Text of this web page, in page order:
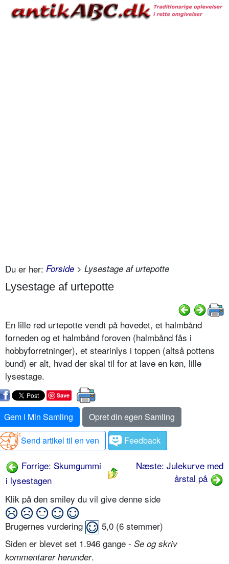
Du er her: Forside > Lysestage af urtepotte
Lysestage af urtepotte
En lille rød urtepotte vendt på hovedet, et halmbånd
forneden og et halmbånd foroven (halmbånd fås i
hobbyforretninger), et stearinlys i toppen (altså pottens
bund) er alt, hvad der skal til for at lave en køn, lille
lysestage.
Save
Gem i Min Samling
Opret din egen Samling
Send artikel til en ven
Feedback
Forrige: Skumgummi
i lysestagen
Næste: Julekurve med
årstal på
Klik på den smiley du vil give denne side
Brugernes vurdering 5,0 (6 stemmer)
Siden er blevet set 1.946 gange - Se og skriv
kommentarer herunder.